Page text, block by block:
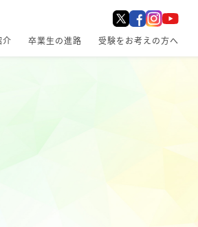
介 卒業生の進路 受験をお考えの方へ